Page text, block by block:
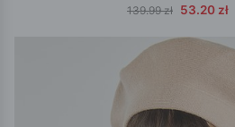
139.99 zł 53.20 zł